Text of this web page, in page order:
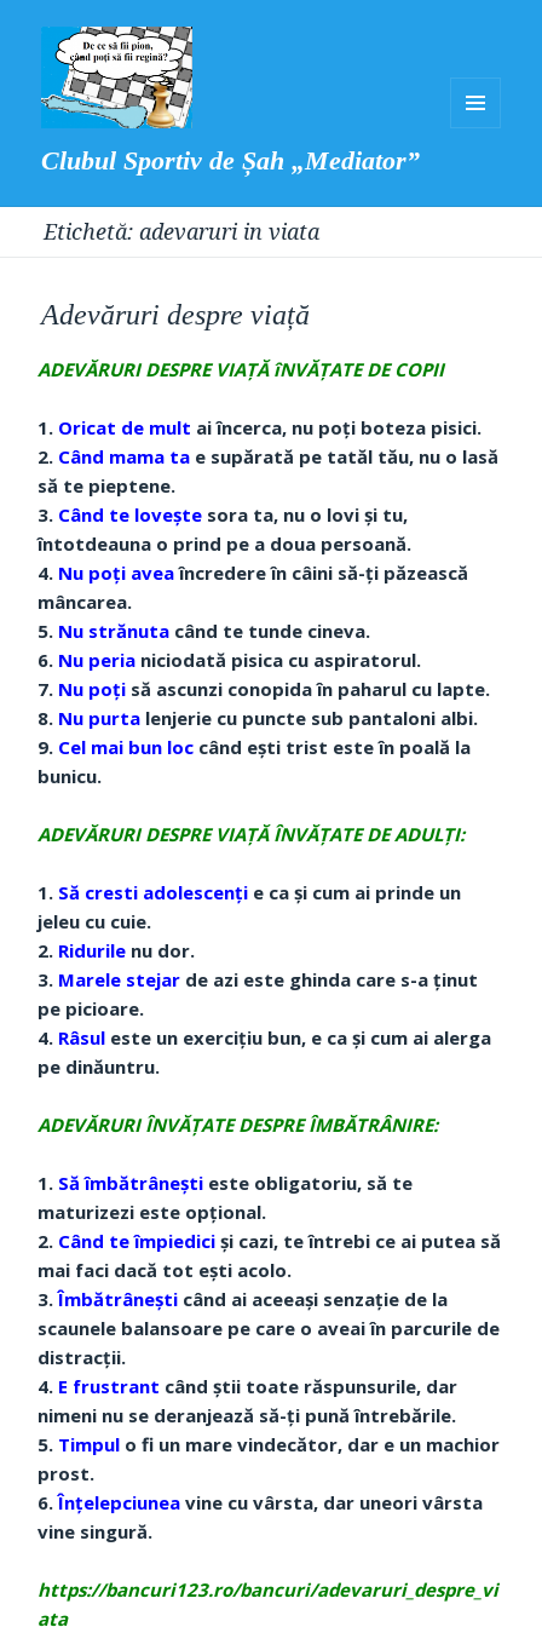
Clubul Sportiv de Șah „Mediator”
Etichetă: adevaruri in viata
Adevăruri despre viață
ADEVĂRURI DESPRE VIAȚĂ îNVĂȚATE DE COPII
1. Oricat de mult ai încerca, nu poți boteza pisici.
2. Când mama ta e supărată pe tatăl tău, nu o lasă
să te pieptene.
3. Când te lovește sora ta, nu o lovi și tu,
întotdeauna o prind pe a doua persoană.
4. Nu poți aveaîncredere în câini să-ți păzească
mâncarea.
5. Nu strănuta când te tunde cineva.
6. Nu peria niciodată pisica cu aspiratorul.
7. Nu poți să ascunzi conopida în paharul cu lapte.
8. Nu purta lenjerie cu puncte sub pantaloni albi.
9. Cel mai bun loc când ești trist este în poală la
bunicu.
ADEVĂRURI DESPRE VIAȚĂ ÎNVĂȚATE DE ADULȚI:
1. Să cresti adolescenți e ca și cum ai prinde un
jeleu cu cuie.
2. Ridurile nu dor.
3. Marele stejar de azi este ghinda care s-a ținut
pe picioare.
4. Râsul este un exercițiu bun, e ca și cum ai alerga
pe dinăuntru.
ADEVĂRURI ÎNVĂȚATE DESPRE ÎMBĂTRÂNIRE:
1. Să îmbătrânești este obligatoriu, să te
maturizezi este opțional.
2. Când te împiedici și cazi, te întrebi ce ai putea să
mai faci dacă tot ești acolo.
3.Îmbătrânești când ai aceeași senzație de la
scaunele balansoare pe care o aveai în parcurile de
distracții.
4. E frustrant când știi toate răspunsurile, dar
nimeni nu se deranjează să-ți pună întrebările.
5. Timpul o fi un mare vindecător, dar e un machior
prost.
6.Înțelepciunea vine cu vârsta, dar uneori vârsta
vine singură.
https://bancuri123.ro/bancuri/adevaruri_despre_vi
ata